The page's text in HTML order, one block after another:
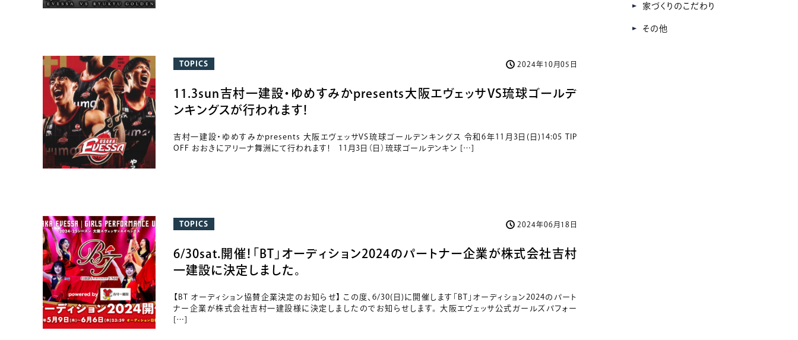
TOPICS 2024年10月05日
11.3sun吉村一建設・ゆめすみかpresents大阪エヴェッサVS琉球ゴールデ
ンキングスが行われます！
吉村一建設・ゆめすみかpresents 大阪エヴェッサVS琉球ゴールデンキングス 令和6年11月3日(日)14:05 TIP
OFF おおきにアリーナ舞洲にて行われます！ 11月3日（日）琉球ゴールデンキン […]
TOPICS 2024年06月18日
6/30sat.開催！「BT」オーディション2024のパートナー企業が株式会社吉村
一建設に決定しました。
【BT オーディション協賛企業決定のお知らせ】 この度、6/30(日)に開催します「BT」オーディション2024のパート
ナー企業が株式会社吉村一建設様に決定しましたのでお知らせします。 大阪エヴェッサ公式ガールズパフォー
[…]
家づくりのこだわり
その他